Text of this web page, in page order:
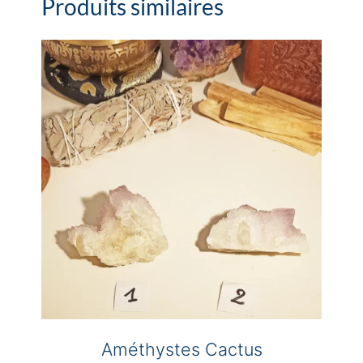
Produits similaires
Améthystes Cactus